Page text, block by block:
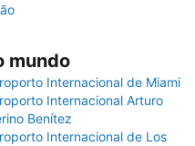
mundo
Internacional de Miami
Internacional Arturo
Benítez
Internacional de Los